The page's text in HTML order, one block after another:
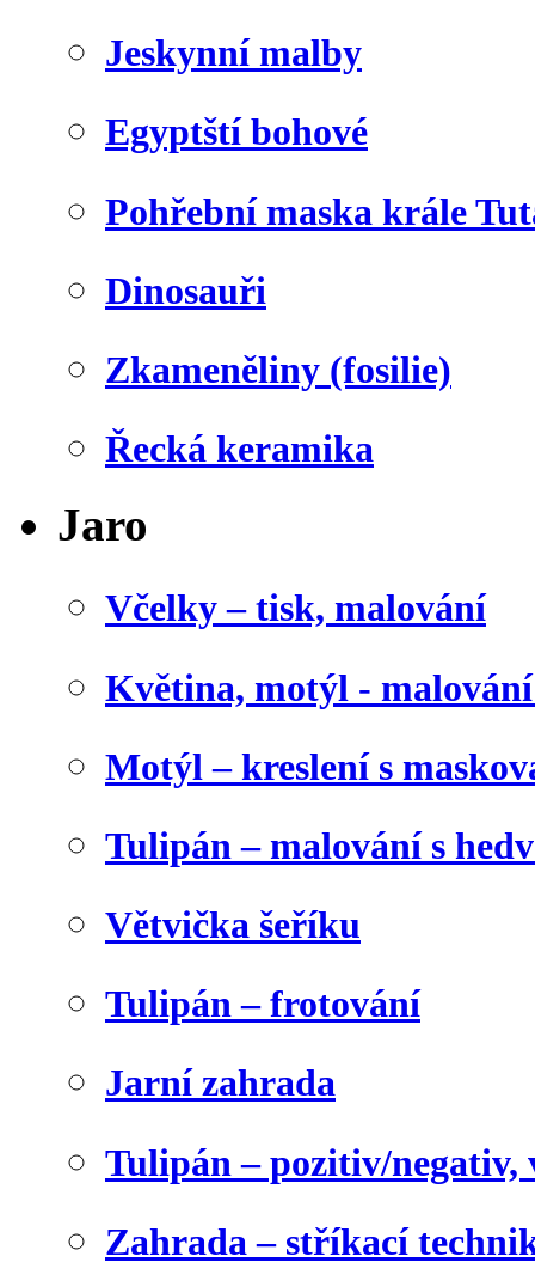
Jeskynní malby
Egyptští bohové
Pohřební maska krále
Dinosauři
Zkameněliny (fosilie)
Řecká keramika
Jaro
Včelky – tisk, malování
Květina, motýl -
Motýl – kreslení s
Tulipán – malování s
Větvička šeříku
Tulipán – frotování
Jarní zahrada
Tulipán – pozitiv/negativ,
Zahrada – stříkací